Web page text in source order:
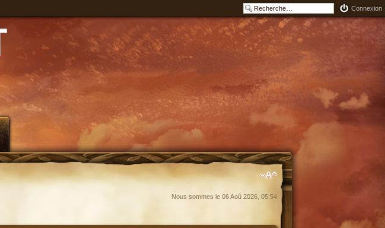
Connexion
Nous sommes le 06 Aoû 2026, 05:54